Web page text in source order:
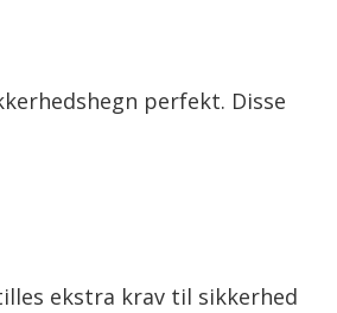
perfekt. Disse
ekstra krav til sikkerhed